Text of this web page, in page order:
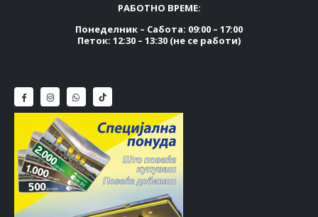
РАБОТНО ВРЕМЕ:
Понеделник – Сабота: 09:00 – 17:00
Петок: 12:30 – 13:30 (не се работи)